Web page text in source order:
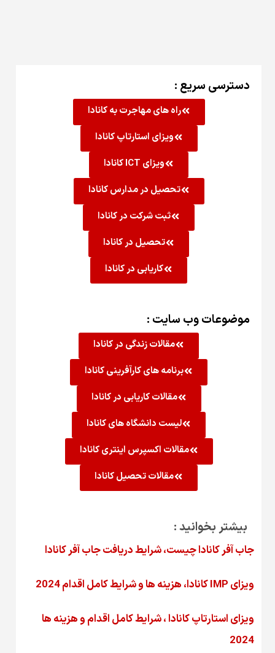
دسترسی سریع :
راه های مهاجرت به کانادا
ویزای استارتاپ کانادا
ویزای ICT کانادا
تحصیل در مدارس کانادا
ثبت شرکت در کانادا
تحصیل در کانادا
کاریابی در کانادا
موضوعات وب سایت :
مقالات زندگی در کانادا
برنامه های کارآفرینی کانادا
مقالات کاریابی در کانادا
لیست دانشگاه های کانادا
مقالات اکسپرس اینتری کانادا
مقالات تحصیل کانادا
بیشتر بخوانید :
جاب آفر کانادا چیست، شرایط دریافت جاب آفر کانادا
ویزای IMP کانادا، هزینه ها و شرایط کامل اقدام 2024
ویزای استارتاپ کانادا ، شرایط کامل اقدام و هزینه ها
2024